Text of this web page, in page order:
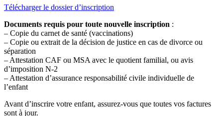
Télécharger le dossier d’inscription
Documents requis pour toute nouvelle inscription :
– Copie du carnet de santé (vaccinations)
– Copie ou extrait de la décision de justice en cas de divorce ou
séparation
– Attestation CAF ou MSA avec le quotient familial, ou avis
d’imposition N-2
– Attestation d’assurance responsabilité civile individuelle de
l’enfant
Avant d’inscrire votre enfant, assurez-vous que toutes vos factures
sont à jour.